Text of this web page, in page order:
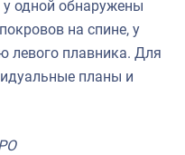
у одной обнаружены
на спине, у
левого плавника. Для
планы и